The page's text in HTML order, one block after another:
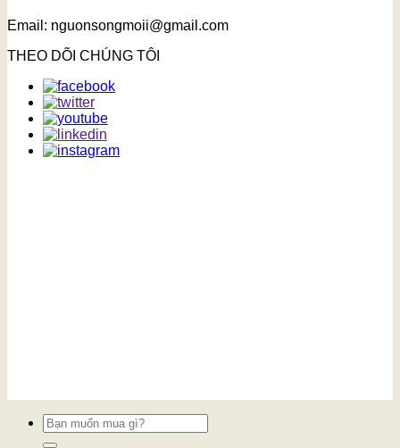
Email: nguonsongmoii@gmail.com
THEO DÕI CHÚNG TÔI
Tìm
kiếm: